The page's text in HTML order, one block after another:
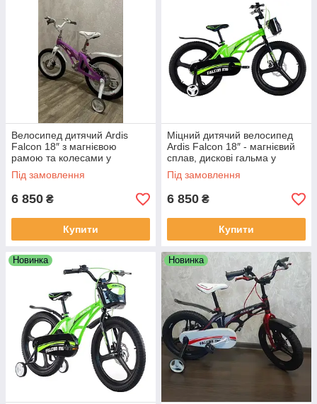
Велосипед дитячий Ardis
Falcon 18″ з магнієвою
рамою та колесами у
дизайнерському фіолетовому
кольорі
Під замовлення
6 850 ₴
Купити
Міцний дитячий велосипед
Ardis Falcon 18″ - магнієвий
сплав, дискові гальма у
чорно-зеленому кольорі
Під замовлення
6 850 ₴
Купити
Новинка Новинка